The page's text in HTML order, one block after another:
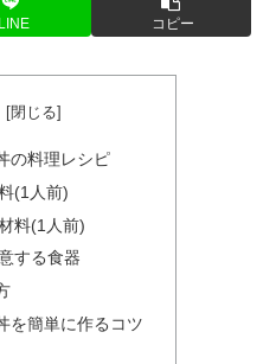
LINE コピー
の料理レシピ
(1人前)
料(1人前)
する食器
を簡単に作るコツ